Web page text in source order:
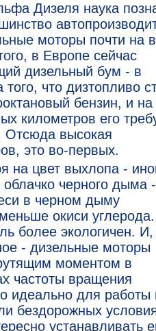
Дизеля наука
моторы почти на
в Европе сейчас
дизельный бум - в
что дизтопливо
бензин, и на
километров его
Отсюда высокая
это во-первых.
на цвет выхлопа -
черного дыма
в черном дыму
окиси углерода.
более экологичен. И,
- дизельные моторы
моментом в
частоты вращения
идеально для работы
бездорожных
устанавливать